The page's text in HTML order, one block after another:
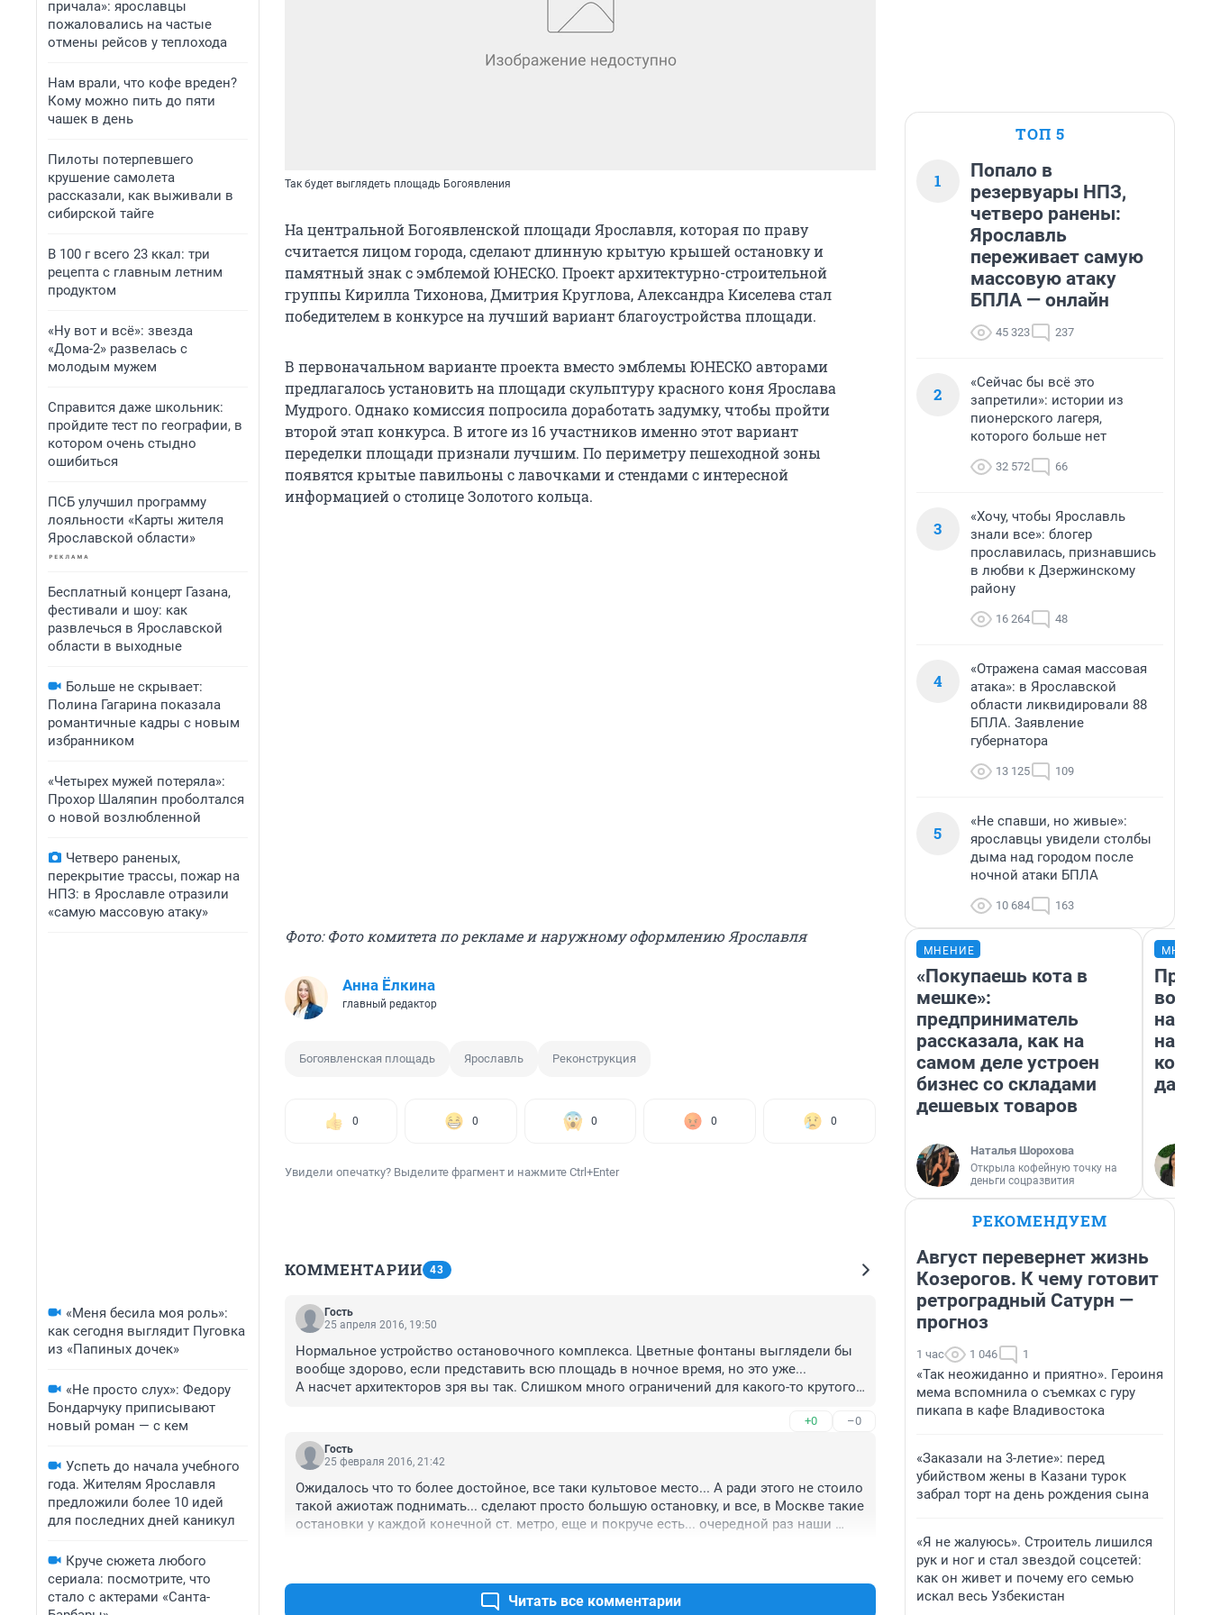
причала»: ярославцы
пожаловались на частые
отмены рейсов у теплохода
Нам врали, что кофе вреден?
Кому можно пить до пяти
чашек в день
Пилоты потерпевшего
крушение самолета
рассказали, как выживали в
сибирской тайге
В 100 г всего 23 ккал: три
рецепта с главным летним
продуктом
«Ну вот и всё»: звезда
«Дома-2» развелась с
молодым мужем
Справится даже школьник:
пройдите тест по географии, в
котором очень стыдно
ошибиться
ПСБ улучшил программу
лояльности «Карты жителя
Ярославской области»
Бесплатный концерт Газана,
фестивали и шоу: как
развлечься в Ярославской
области в выходные
Больше не скрывает:
Полина Гагарина показала
романтичные кадры с новым
избранником
«Четырех мужей потеряла»:
Прохор Шаляпин проболтался
о новой возлюбленной
Четверо раненых,
перекрытие трассы, пожар на
НПЗ: в Ярославле отразили
«самую массовую атаку»
«Меня бесила моя роль»:
как сегодня выглядит Пуговка
из «Папиных дочек»
«Не просто слух»: Федору
Бондарчуку приписывают
новый роман — с кем
Успеть до начала учебного
года. Жителям Ярославля
предложили более 10 идей
для последних дней каникул
Круче сюжета любого
сериала: посмотрите, что
стало с актерами «Санта-
Так будет выглядеть площадь Богоявления
На центральной Богоявленской площади Ярославля, которая по праву
считается лицом города, сделают длинную крытую крышей остановку и
памятный знак с эмблемой ЮНЕСКО. Проект архитектурно-строительной
группы Кирилла Тихонова, Дмитрия Круглова, Александра Киселева стал
победителем в конкурсе на лучший вариант благоустройства площади.
В первоначальном варианте проекта вместо эмблемы ЮНЕСКО авторами
предлагалось установить на площади скульптуру красного коня Ярослава
Мудрого. Однако комиссия попросила доработать задумку, чтобы пройти
второй этап конкурса. В итоге из 16 участников именно этот вариант
переделки площади признали лучшим. По периметру пешеходной зоны
появятся крытые павильоны с лавочками и стендами с интересной
информацией о столице Золотого кольца.
Фото: Фото комитета по рекламе и наружному оформлению Ярославля
Анна Ёлкина
главный редактор
Богоявленская площадь Ярославль Реконструкция
0 0 0 0 0
Увидели опечатку? Выделите фрагмент и нажмите Ctrl+Enter
КОММЕНТАРИИ 43
Гость
25 апреля 2016, 19:50
Нормальное устройство остановочного комплекса. Цветные фонтаны выглядели бы
вообще здорово, если представить всю площадь в ночное время, но это уже...
А насчет архитекторов зря вы так. Слишком много ограничений для какого-то крутого
Неизвестно еще как будет выглядеть все это на деле, макет ничего не показывает.
+0 –0
Гость
25 февраля 2016, 21:42
Ожидалось что то более достойное, все таки культовое место... А ради этого не стоило
такой ажиотаж поднимать... сделают просто большую остановку, и все, в Москве такие
остановки у каждой конечной ст. метро, еще и покруче есть... очередной раз наши
Читать все комментарии
ТОП 5
1
Попало в
резервуары НПЗ,
четверо ранены:
Ярославль
переживает самую
массовую атаку
БПЛА — онлайн
45 323 237
2
«Сейчас бы всё это
запретили»: истории из
пионерского лагеря,
которого больше нет
32 572 66
3
«Хочу, чтобы Ярославль
знали все»: блогер
прославилась, признавшись
в любви к Дзержинскому
району
16 264 48
4
«Отражена самая массовая
атака»: в Ярославской
области ликвидировали 88
БПЛА. Заявление
губернатора
13 125 109
5
«Не спавши, но живые»:
ярославцы увидели столбы
дыма над городом после
ночной атаки БПЛА
10 684 163
МНЕНИЕ
«Покупаешь кота в
мешке»:
предприниматель
рассказала, как на
самом деле устроен
бизнес со складами
дешевых товаров
Наталья Шорохова
Открыла кофейную точку на
деньги соцразвития
нам
даже
РЕКОМЕНДУЕМ
Август перевернет жизнь
Козерогов. К чему готовит
ретроградный Сатурн —
прогноз
1 час 1 046 1
«Так неожиданно и приятно». Героиня
мема вспомнила о съемках с гуру
пикапа в кафе Владивостока
«Заказали на 3-летие»: перед
убийством жены в Казани турок
забрал торт на день рождения сына
«Я не жалуюсь». Строитель лишился
рук и ног и стал звездой соцсетей:
как он живет и почему его семью
искал весь Узбекистан